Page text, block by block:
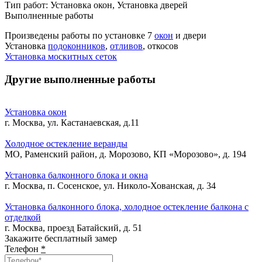
Тип работ: Установка окон, Установка дверей
Выполненные работы
Произведены работы по установке 7 окон и двери
Установка подоконников, отливов, откосов
Установка москитных сеток
Другие выполненные работы
Установка окон
г. Москва, ул. Кастанаевская, д.11
Холодное остекление веранды
МО, Раменский район, д. Морозово, КП «Морозово», д. 194
Установка балконного блока и окна
г. Москва, п. Сосенское, ул. Николо-Хованская, д. 34
Установка балконного блока, холодное остекление балкона с
отделкой
г. Москва, проезд Батайский, д. 51
Закажите бесплатный замер
Телефон *